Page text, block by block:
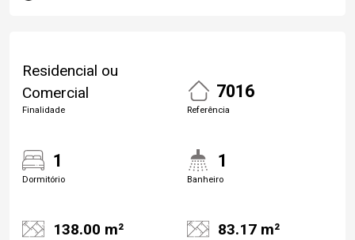
Residencial ou
Comercial
Finalidade
7016
Referência
1
Dormitório
1
Banheiro
138.00 m² 83.17 m²